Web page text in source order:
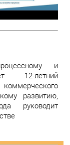
и
12-летний
развитию,
руководит